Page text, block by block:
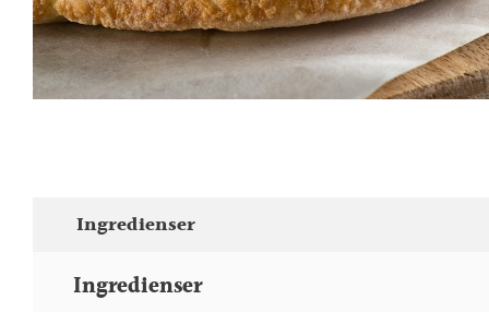
Ingredienser
Ingredienser